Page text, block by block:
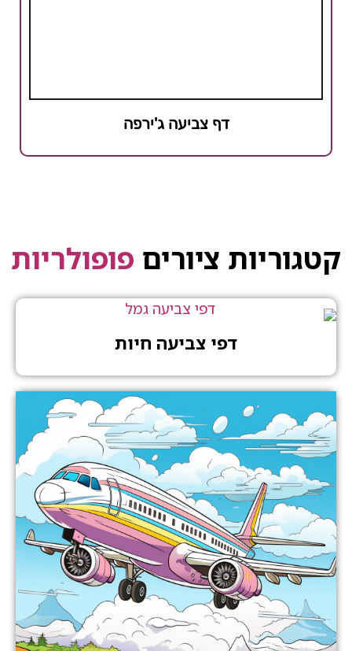
דף צביעה ג'ירפה
קטגוריות ציורים פופולריות
דפי צביעה חיות